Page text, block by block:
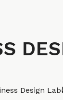
Design